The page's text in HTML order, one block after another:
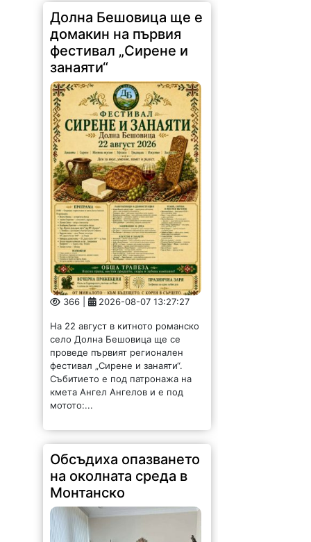
Долна Бешовица ще е
домакин на първия
фестивал „Сирене и
занаяти“
366 | 2026-08-07 13:27:27
На 22 август в китното романско
село Долна Бешовица ще се
проведе първият регионален
фестивал „Сирене и занаяти“.
Събитието е под патронажа на
кмета Ангел Ангелов и е под
Обсъдиха опазването
на околната среда в
Монтанско